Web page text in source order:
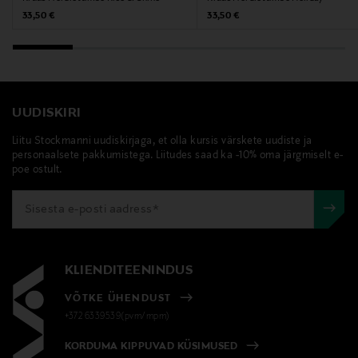
design letters, kruus, portselankruus, kohvikruus,
Original Price
33,50 €
Original Price
33,50 €
UUDISKIRI
Liitu Stockmanni uudiskirjaga, et olla kursis värskete uudiste ja
personaalsete pakkumistega. Liitudes saad ka -10% oma järgmiselt e-
poe ostult.
KLIENDITEENINDUS
VÕTKE ÜHENDUST
+372 6339539(pvm/mpm)
KORDUMA KIPPUVAD KÜSIMUSED